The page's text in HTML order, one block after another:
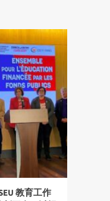
教育工作